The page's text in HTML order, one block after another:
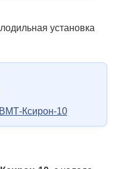
установка
Ксирон-10